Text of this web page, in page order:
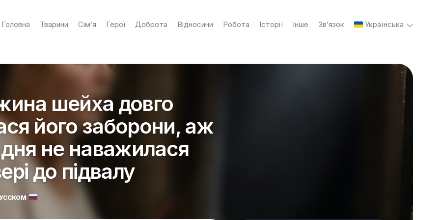
Головна Тварини Сім’я Герої Доброта Відносини Робота Історії Інше Зв’язок Українська
English
шейха довго
його заборони, аж
не наважилася
до підвалу